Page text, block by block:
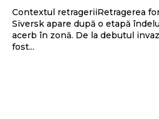
Contextul retrageriiRetragerea
Siversk apare după o etapă
acerb în zonă. De la debutul
fost...